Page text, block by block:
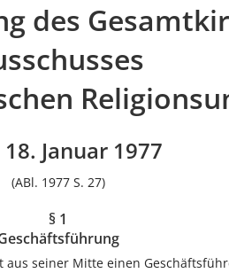
des
Januar 1977
(ABl. 1977 S. 27)
§ 1
aus seiner Mitte einen